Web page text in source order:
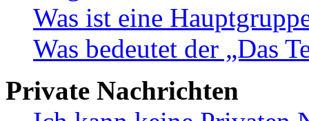
Was ist eine
Was bedeutet der „Das
Private Nachrichten